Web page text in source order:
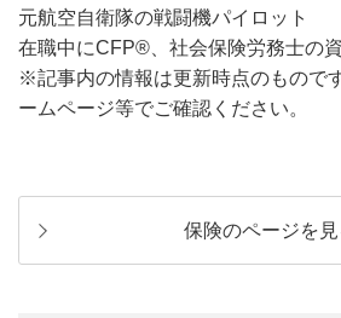
元航空自衛隊の戦闘機パイロット
在職中にCFP®、社会保険労務士の資
※記事内の情報は更新時点のもので
ームページ等でご確認ください。
保険のページを見